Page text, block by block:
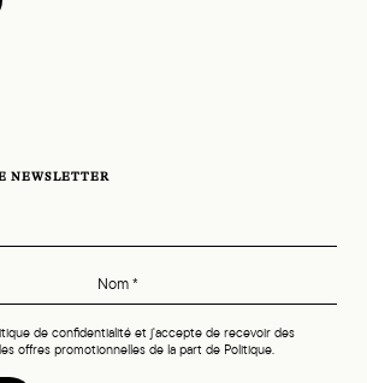
NEWSLETTER
Nom*
de confidentialité et j'accepte de recevoir des
offres promotionnelles de la part de Politique.